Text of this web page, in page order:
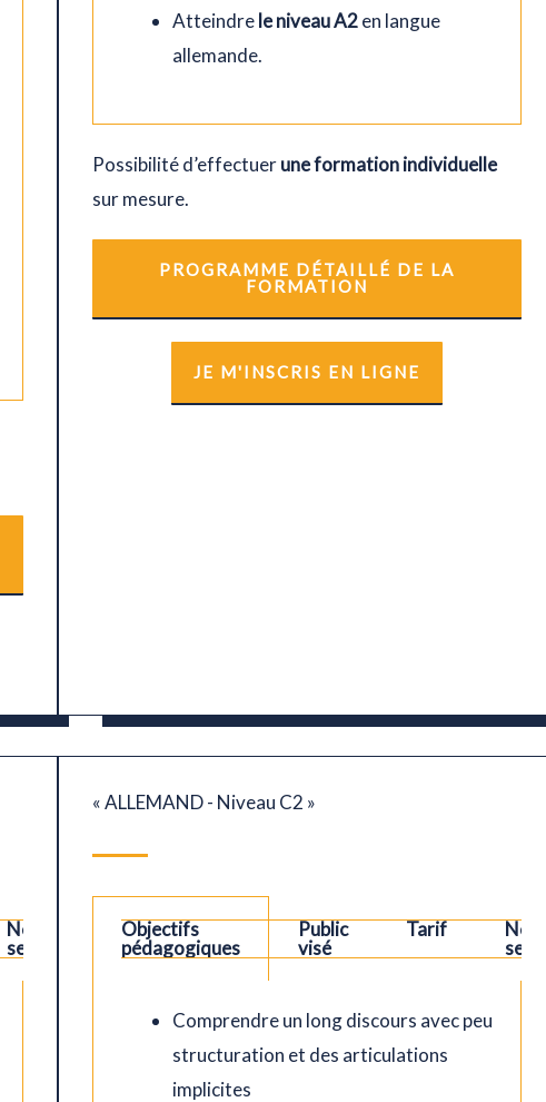
Atteindrele niveau A2en langue
allemande.
Possibilité d’effectuerune formation individuelle
sur mesure.
PROGRAMME DÉTAILLÉ DE LA
FORMATION
JE M'INSCRIS EN LIGNE
Nos
sessions
« ALLEMAND - Niveau C2 »
Objectifs
pédagogiques
Public
visé
Tarif
Nos
Comprendre un long discours avec peu
structuration et des articulations
implicites